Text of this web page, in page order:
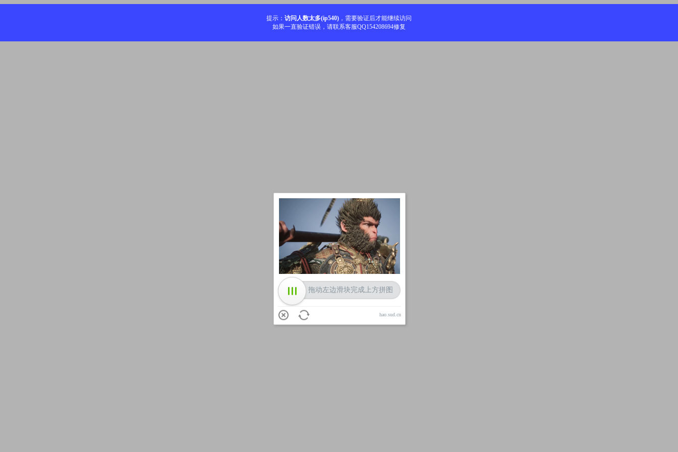
提示： 访问人数太多(ip540) ，需要验证后才能继续访问
如果一直验证错误，请联系客服QQ154208694修复
加载中
拖动左边滑块完成上方拼图
hao.sud.cn